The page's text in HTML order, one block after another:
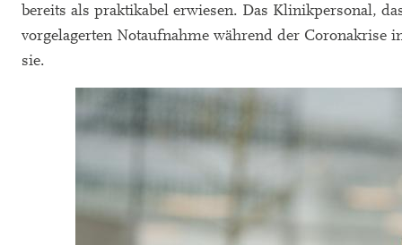
bereits als praktikabel erwiesen. Das Klinikpersonal,
vorgelagerten Notaufnahme während der Coronakrise
sie.